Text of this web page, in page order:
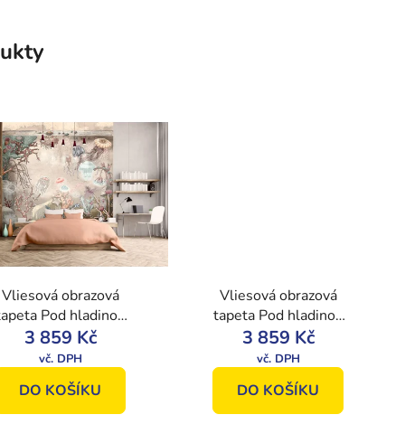
Vliesová obrazová
Pod hladinou
A, 230x280cm,
Imaginum, Vavex
3 859 Kč
DO KOŠÍKU
Vliesová obrazová
tapeta Pod hladinou
B, 230x280cm,
Imaginum, Vavex
3 859 Kč
DO KOŠÍKU